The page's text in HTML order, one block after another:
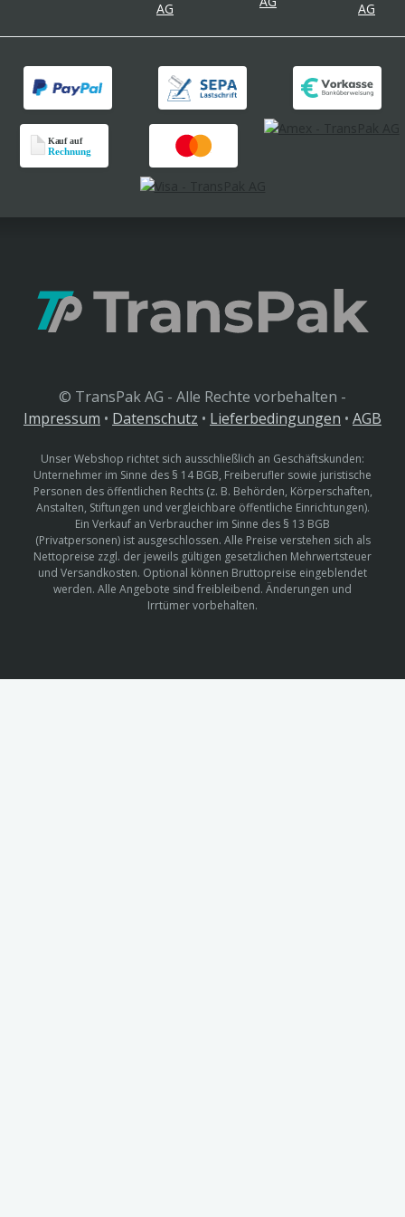
© TransPak AG - Alle Rechte vorbehalten -
Impressum • Datenschutz • Lieferbedingungen • AGB
Unser Webshop richtet sich ausschließlich an Geschäftskunden:
Unternehmer im Sinne des § 14 BGB, Freiberufler sowie juristische
Personen des öffentlichen Rechts (z. B. Behörden, Körperschaften,
Anstalten, Stiftungen und vergleichbare öffentliche Einrichtungen).
Ein Verkauf an Verbraucher im Sinne des § 13 BGB
(Privatpersonen) ist ausgeschlossen. Alle Preise verstehen sich als
Nettopreise zzgl. der jeweils gültigen gesetzlichen Mehrwertsteuer
und Versandkosten. Optional können Bruttopreise eingeblendet
werden. Alle Angebote sind freibleibend. Änderungen und
Irrtümer vorbehalten.